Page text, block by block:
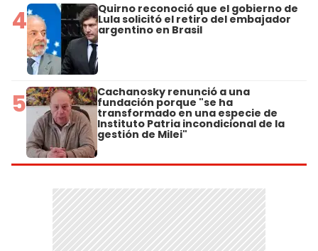
4 Quirno reconoció que el gobierno de
Lula solicitó el retiro del embajador
argentino en Brasil
5 Cachanosky renunció a una
fundación porque "se ha
transformado en una especie de
Instituto Patria incondicional de la
gestión de Milei"